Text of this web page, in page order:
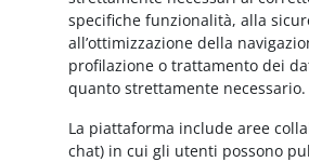
specifiche funzionalità, alla
all’ottimizzazione della
profilazione o trattamento dei
quanto strettamente necessario.
La piattaforma include aree
chat) in cui gli utenti possono